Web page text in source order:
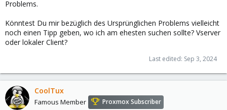
Problems.
Könntest Du mir bezüglich des Ursprünglichen Problems vielleicht
noch einen Tipp geben, wo ich am ehesten suchen sollte? Vserver
oder lokaler Client?
Last edited: Sep 3, 2024
CoolTux
Famous Member Proxmox Subscriber